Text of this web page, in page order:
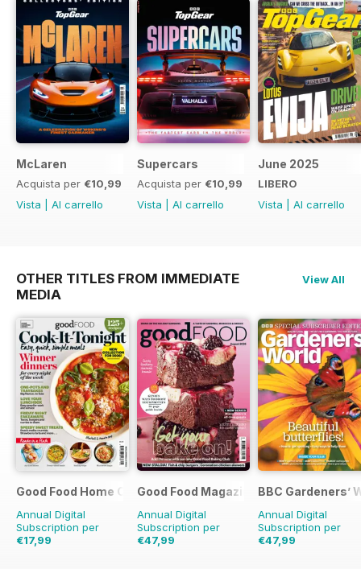
McLaren
Acquista per €10,99
Vista
Al carrello
Supercars
Acquista per €10,99
Vista
Al carrello
June 2025
LIBERO
Vista
Al carrello
OTHER TITLES FROM IMMEDIATE
MEDIA
View All
Good Food Home Cooking Series
Annual Digital
Subscription per
€17,99
Good Food Magazine
Annual Digital
Subscription per
€47,99
BBC Gardeners’
Annual Digital
Subscription per
€47,99